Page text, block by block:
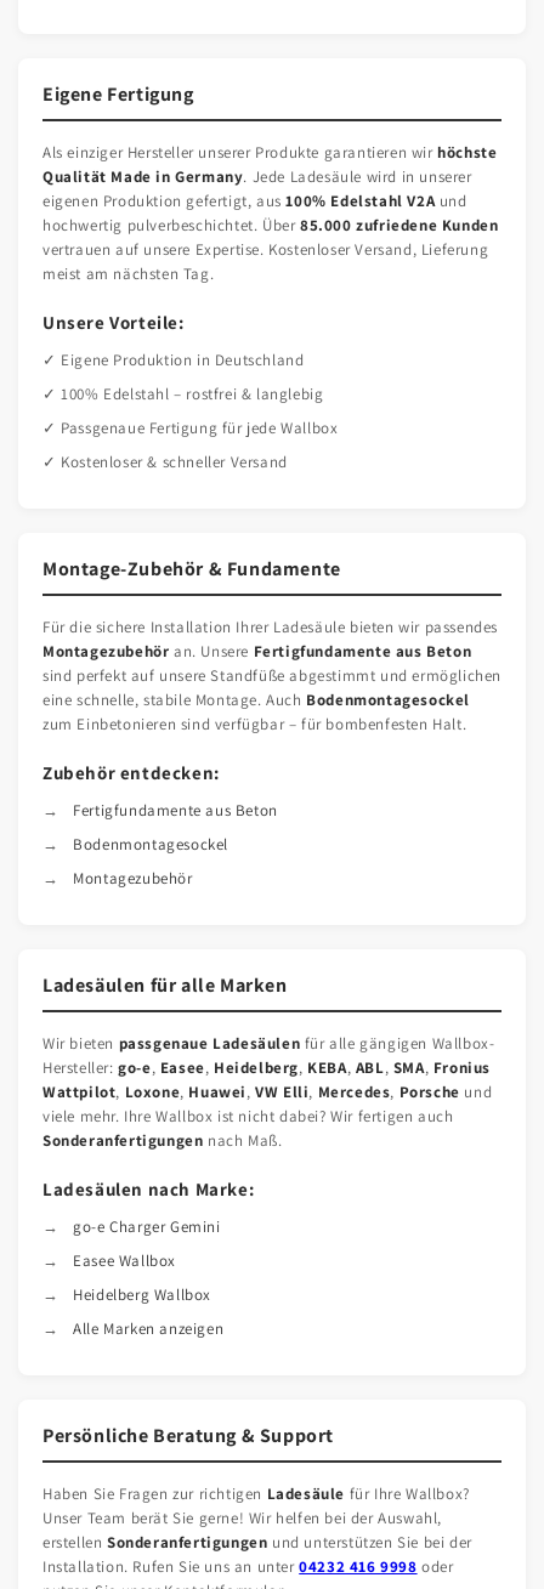
Eigene Fertigung
Als einziger Hersteller unserer Produkte garantieren wirhöchste
Qualität Made in Germany. Jede Ladesäule wird in unserer
eigenen Produktion gefertigt, aus100% Edelstahl V2Aund
hochwertig pulverbeschichtet. Über85.000 zufriedene Kunden
vertrauen auf unsere Expertise. Kostenloser Versand, Lieferung
meist am nächsten Tag.
Unsere Vorteile:
✓ Eigene Produktion in Deutschland
✓ 100% Edelstahl – rostfrei & langlebig
✓ Passgenaue Fertigung für jede Wallbox
✓ Kostenloser & schneller Versand
Montage-Zubehör & Fundamente
Für die sichere Installation Ihrer Ladesäule bieten wir passendes
Montagezubehör an. Unsere Fertigfundamente aus Beton
sind perfekt auf unsere Standfüße abgestimmt und ermöglichen
eine schnelle, stabile Montage. Auch Bodenmontagesockel
zum Einbetonieren sind verfügbar – für bombenfesten Halt.
Zubehör entdecken:
Fertigfundamente aus Beton
Bodenmontagesockel
Montagezubehör
Ladesäulen für alle Marken
Wir bieten passgenaue Ladesäulen für alle gängigen Wallbox-
Hersteller:go-e, Easee, Heidelberg, KEBA, ABL, SMA, Fronius
Wattpilot, Loxone, Huawei,VW Elli, Mercedes, Porsche und
viele mehr. Ihre Wallbox ist nicht dabei? Wir fertigen auch
Sonderanfertigungen nach Maß.
Ladesäulen nach Marke:
go-e Charger Gemini
Easee Wallbox
Heidelberg Wallbox
Alle Marken anzeigen
Persönliche Beratung & Support
Haben Sie Fragen zur richtigen Ladesäule für Ihre Wallbox?
Unser Team berät Sie gerne! Wir helfen bei der Auswahl,
erstellen Sonderanfertigungen und unterstützen Sie bei der
Installation. Rufen Sie uns an unter04232 416 9998 oder